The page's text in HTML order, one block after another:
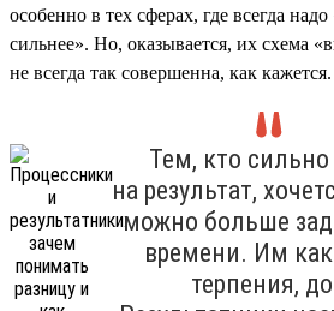
особенно в тех сферах, где всегда
сильнее». Но, оказывается, их схема
не всегда так совершенна, как кажется.
Тем, кто
на результат,
можно больше
времени. Им как
терпения,